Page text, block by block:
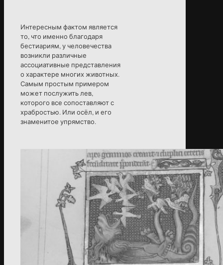
Интересным фактом является
то, что именно благодаря
бестиариям, у человечества
возникли различные
ассоциативные представления
о характере многих животных.
Самым простым примером
может послужить лев,
которого все сопоставляют с
храбростью. Или осёл, и его
знаменитое упрямство.